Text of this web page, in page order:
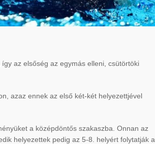
az elsőség az egymás elleni, csütörtöki
azaz ennek az első két-két helyezettjével
a középdöntős szakaszba. Onnan az
helyezettek pedig az 5-8. helyért folytatják a